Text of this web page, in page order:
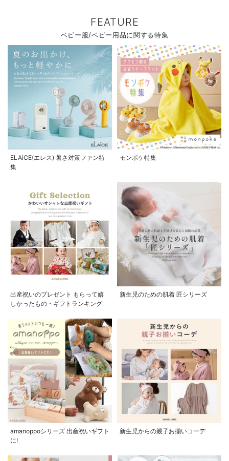
FEATURE
ベビー服/ベビー用品に関する特集
ELAiCE(エレス) 暑さ対策ファン特
集
モンポケ特集
出産祝いのプレゼント もらって嬉
しかったもの・ギフトランキング
新生児のための肌着 匠シリーズ
amanoppoシリーズ 出産祝いギフト
に!
新生児からの親子お揃いコーデ